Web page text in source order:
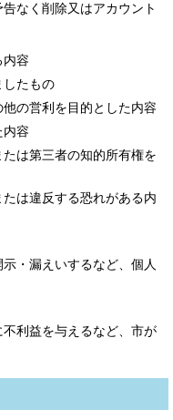
なく削除又はアカウント
内容
したもの
の営利を目的とした内容
内容
は第三者の知的所有権を
は違反する恐れがある内
・漏えいするなど、個人
利益を与えるなど、市が